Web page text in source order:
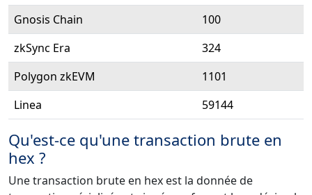
Gnosis Chain
100
zkSync Era
324
Polygon zkEVM
1101
Linea
59144
Qu'est-ce qu'une transaction brute en
hex ?
Une transaction brute en hex est la donnée de